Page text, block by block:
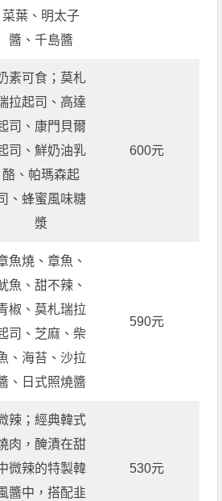
菜葉、明太子
醬、千島醬
素可食；莫札
拉起司、高達
司、康門貝爾
司、鮮奶油乳
酪、帕瑪森起
、蜂蜜風味糖
漿
600元
魚燒、章魚、
魚、甜不辣、
椒、莫札瑞拉
司、芝麻、柴
、海苔、沙拉
、日式照燒醬
590元
辣；經典韓式
肉，醃漬在甜
微辣的特製韓
醬中，搭配韭
530元